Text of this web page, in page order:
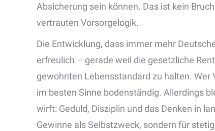
Absicherung sein können. Das ist kein
vertrauten Vorsorgelogik.
Die Entwicklung, dass immer mehr
erfreulich – gerade weil die gesetzliche
gewohnten Lebensstandard zu halten.
im besten Sinne bodenständig. Allerdings
wirft: Geduld, Disziplin und das Denken in
Gewinne als Selbstzweck, sondern für